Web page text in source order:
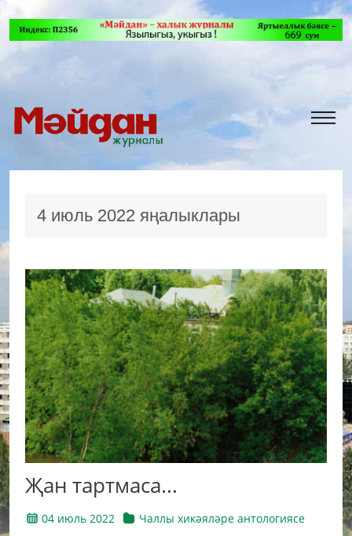
4 июль 2022 яңалыклары
Җан тартмаса...
04 июль 2022
Чаллы хикәяләре антологиясе